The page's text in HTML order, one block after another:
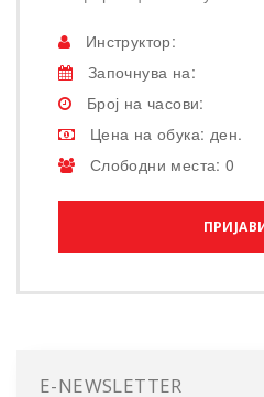
Инструктор:
Започнува на:
Број на часови:
Цена на обука: ден.
Слободни места: 0
E-NEWSLETTER